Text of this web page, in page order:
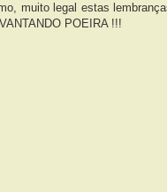
muito legal estas
POEIRA !!!